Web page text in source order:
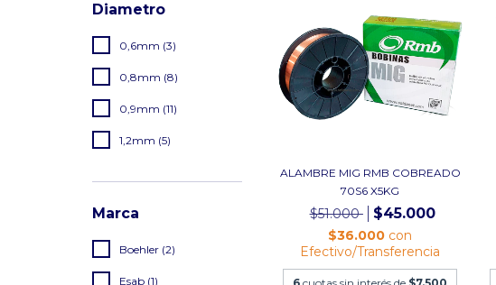
Diametro
0,6mm (3)
0,8mm (8)
0,9mm (11)
1,2mm (5)
Marca
Boehler (2)
Esab (1)
ALAMBRE MIG RMB COBREADO
70S6 X5KG
$51.000 $45.000
$36.000 con
Efectivo/Transferencia